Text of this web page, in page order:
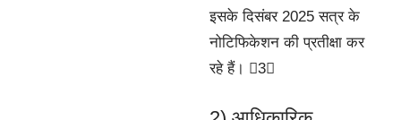
इसके दिसंबर 2025 सत्र के
नोटिफिकेशन की प्रतीक्षा कर
रहे हैं। 3